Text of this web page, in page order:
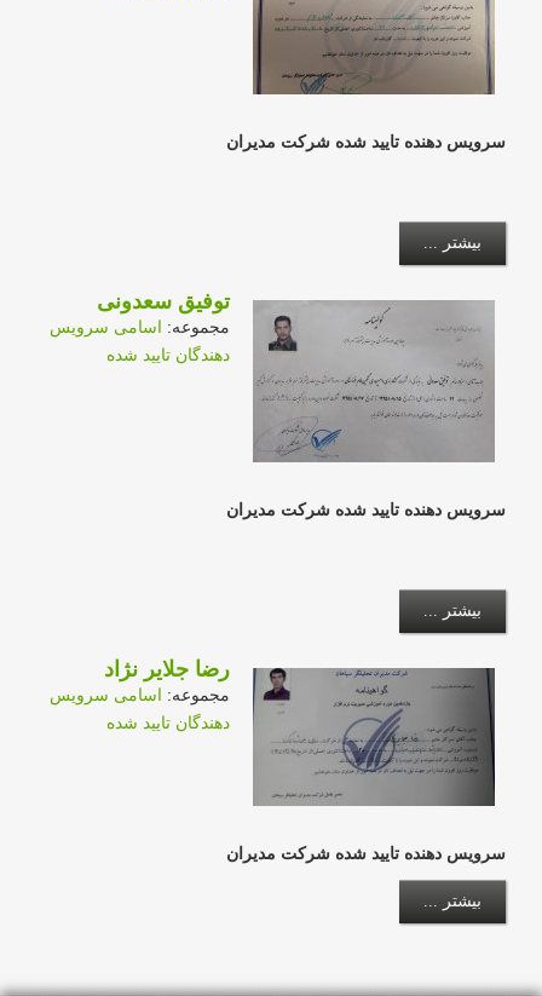
سرویس دهنده تایید شده شرکت مدیران
بیشتر ...
توفیق سعدونی
مجموعه:
اسامی سرویس
دهندگان تایید شده
سرویس دهنده تایید شده شرکت مدیران
بیشتر ...
رضا جلایر نژاد
مجموعه:
اسامی سرویس
دهندگان تایید شده
سرویس دهنده تایید شده شرکت مدیران
بیشتر ...